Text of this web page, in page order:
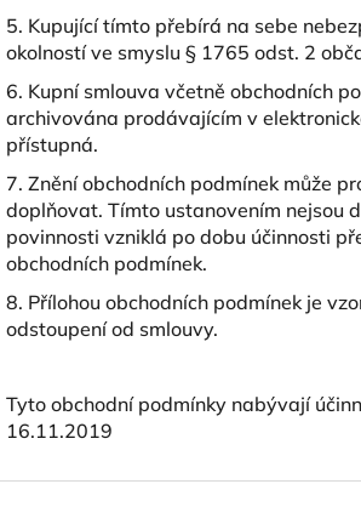
5. Kupující tímto přebírá na sebe
okolností ve smyslu § 1765 odst. 2
6. Kupní smlouva včetně obchodních
archivována prodávajícím v
přístupná.
7. Znění obchodních podmínek může
doplňovat. Tímto ustanovením nejsou
povinnosti vzniklá po dobu účinnosti
obchodních podmínek.
8. Přílohou obchodních podmínek je
odstoupení od smlouvy.
Tyto obchodní podmínky nabývají
16.11.2019